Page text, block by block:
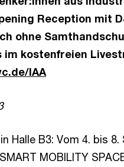
Reception mit
ohne
kostenfreien
IAA
Halle B3: Vom 4. bis
MOBILITY